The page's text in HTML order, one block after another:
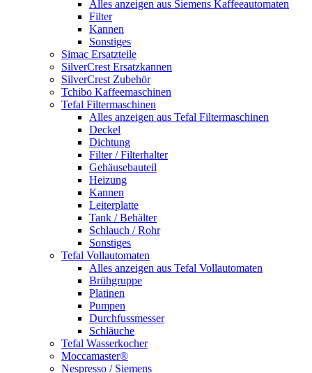
Alles anzeigen aus Siemens Kaffeeautomaten
Filter
Kannen
Sonstiges
Simac Ersatzteile
SilverCrest Ersatzkannen
SilverCrest Zubehör
Tchibo Kaffeemaschinen
Tefal Filtermaschinen
Alles anzeigen aus Tefal Filtermaschinen
Deckel
Dichtung
Filter / Filterhalter
Gehäusebauteil
Heizung
Kannen
Leiterplatte
Tank / Behälter
Schlauch / Rohr
Sonstiges
Tefal Vollautomaten
Alles anzeigen aus Tefal Vollautomaten
Brühgruppe
Platinen
Pumpen
Durchfussmesser
Schläuche
Tefal Wasserkocher
Moccamaster®
Nespresso / Siemens